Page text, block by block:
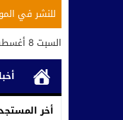
للنشر في
السبت 8 أغسطس 2026 - 9:05 صباحًا
أخر